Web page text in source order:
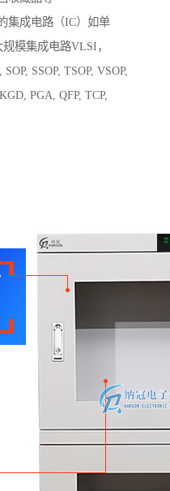
集成电路（IC）如单
模集成电路VLSI，
SSOP, TSOP, VSOP,
PGA, QFP, TCP,